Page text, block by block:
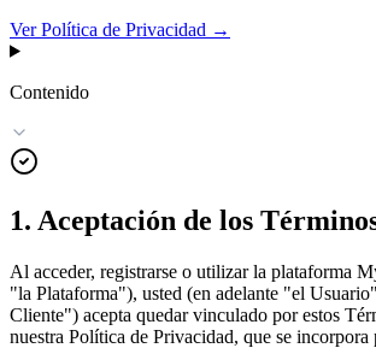
Ver Política de Privacidad →
Contenido
1. Aceptación de los
Al acceder, registrarse o utilizar la plataforma
"la Plataforma"), usted (en adelante "el
Cliente") acepta quedar vinculado por estos
nuestra Política de Privacidad, que se incorpora